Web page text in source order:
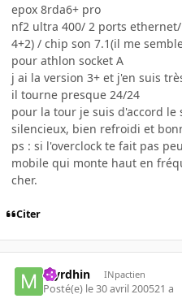
epox 8rda6+ pro
nf2 ultra 400/ 2 ports
4+2) / chip son 7.1(il me
pour athlon socket A
j ai la version 3+ et j'en suis
il tourne presque 24/24
pour la tour je suis d'accord le
silencieux, bien refroidi et
ps : si l'overclock te fait pas
mobile qui monte haut en
cher.
Citer
Myrdhin INpactien
Posté(e) le 30 avril 200521 a